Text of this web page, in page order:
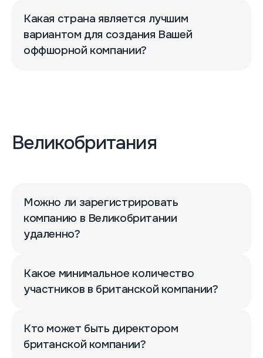
Какая страна является лучшим
вариантом для создания Вашей
оффшорной компании?
Великобритания
Можно ли зарегистрировать
компанию в Великобритании
удаленно?
Какое минимальное количество
участников в британской компании?
Кто может быть директором
британской компании?